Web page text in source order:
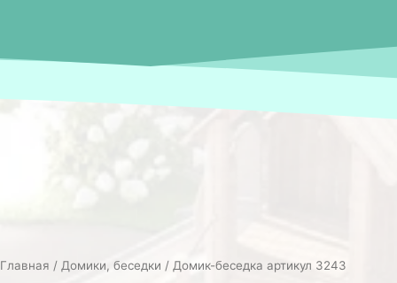
Главная / Домики, беседки / Домик-беседка артикул 3243